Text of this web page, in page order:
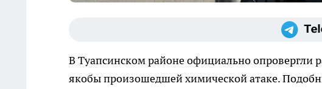
В Туапсинском районе официально опровергли
якобы произошедшей химической атаке.